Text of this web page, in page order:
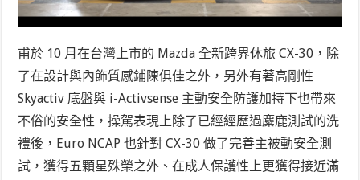
甫於 10 月在台灣上市的 Mazda 全新跨界休旅 CX-30，除
了在設計與內飾質感鋪陳俱佳之外，另外有著高剛性
Skyactiv 底盤與 i-Activsense 主動安全防護加持下也帶來
不俗的安全性，操駕表現上除了已經經歷過麋鹿測試的洗
禮後，Euro NCAP 也針對 CX-30 做了完善主被動安全測
試，獲得五顆星殊榮之外、在成人保護性上更獲得接近滿